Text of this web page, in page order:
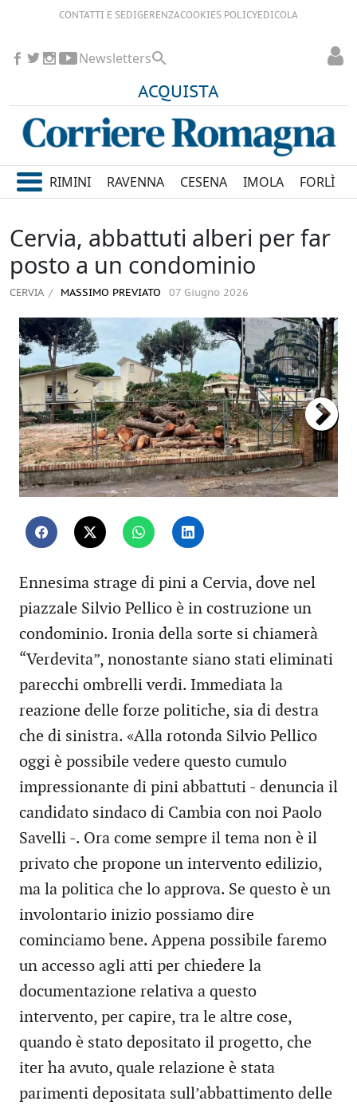
CONTATTI E SEDIGERENZACOOKIES POLICYEDICOLA
ACQUISTA
Newsletters
RIMINI RAVENNA CESENA IMOLA FORLÌ
Cervia, abbattuti alberi per far
posto a un condominio
CERVIA MASSIMO PREVIATO 07 Giugno 2026
Ennesima strage di pini a Cervia, dove nel
piazzale Silvio Pellico è in costruzione un
condominio. Ironia della sorte si chiamerà
“Verdevita”, nonostante siano stati eliminati
parecchi ombrelli verdi. Immediata la
reazione delle forze politiche, sia di destra
che di sinistra. «Alla rotonda Silvio Pellico
oggi è possibile vedere questo cumulo
impressionante di pini abbattuti - denuncia il
candidato sindaco di Cambia con noi Paolo
Savelli -. Ora come sempre il tema non è il
privato che propone un intervento edilizio,
ma la politica che lo approva. Se questo è un
involontario inizio possiamo dire
cominciamo bene. Appena possibile faremo
un accesso agli atti per chiedere la
documentazione relativa a questo
intervento, per capire, tra le altre cose,
quando è stato depositato il progetto, che
iter ha avuto, quale relazione è stata
parimenti depositata sull’abbattimento delle